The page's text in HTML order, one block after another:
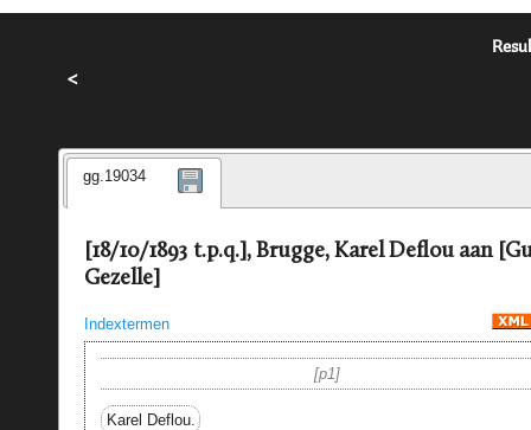
<
gg.19034
[18/10/1893 t.p.q.], Brugge, Karel Deflou aan
Gezelle]
Indextermen
p1
Karel Deflou.